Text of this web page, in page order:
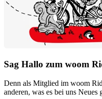
Sag Hallo zum woom
Denn als Mitglied im woom
anderen, was es bei uns Neues